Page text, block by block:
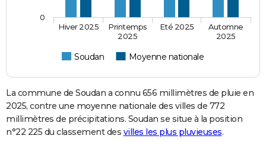
Soudan Moyenne nationale
Hiver 2025
Printemps
2025
Eté 2025
Automne
2025
0
La commune de Soudan a connu 656 millimètres de pluie en
2025, contre une moyenne nationale des villes de 772
millimètres de précipitations. Soudan se situe à la position
n°22 225 du classement des villes les plus pluvieuses.